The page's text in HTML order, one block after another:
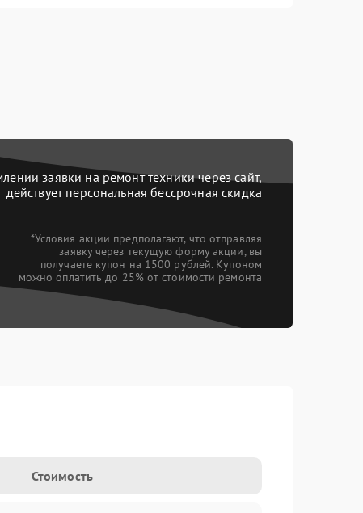
заявки на ремонт техники через сайт,
действует персональная бессрочная скидка
*Условия акции предполагают, что отправляя
заявку через текущую форму акции, вы
получаете купон на 1500 рублей. Купоном
можно оплатить до 25% от стоимости ремонта
Стоимость